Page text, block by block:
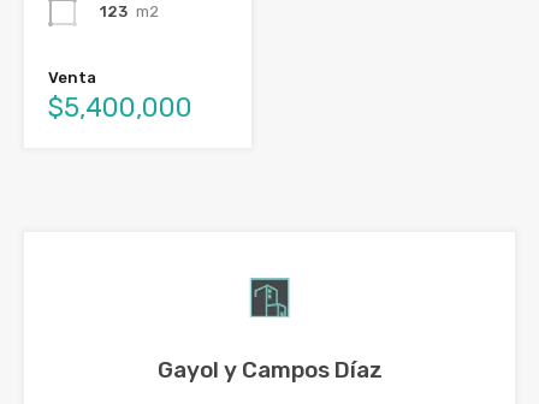
123 m2
Venta
$5,400,000
Gayol y Campos Díaz